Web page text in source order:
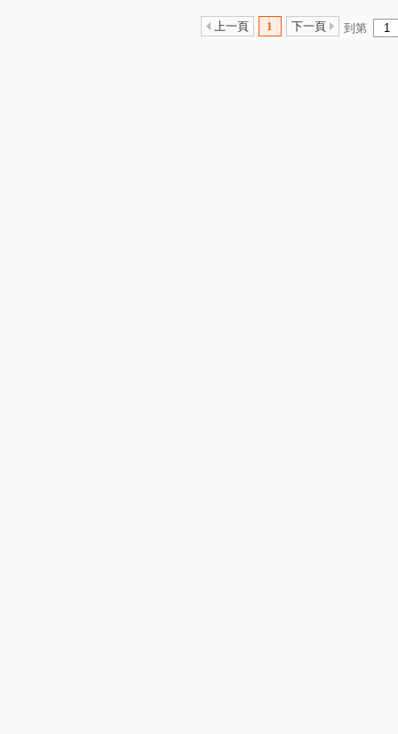
上一頁 1 下一頁 到第